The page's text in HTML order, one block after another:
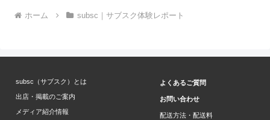
ホーム subsc｜サブスク体験レポート
subsc（サブスク）とは
出店・掲載のご案内
メディア紹介情報
よくあるご質問
お問い合わせ
配送方法・配送料